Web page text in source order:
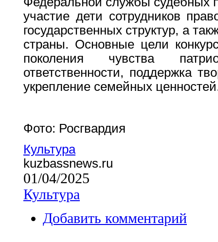
участие дети сотрудников
государственных структур, а
страны. Основные цели
поколения чувства
ответственности, поддержка
укрепление семейных
Фото: Росгвардия
Культура
kuzbassnews.ru
01/04/2025
Культура
Добавить комментарий